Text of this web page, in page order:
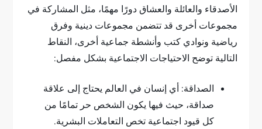
الأصدقاء والعائلة والعشاق دورًا مهمًا، مثل المشاركة في
مجموعات أخرى قد تتضمن مجموعات دينية وفرق
رياضية ونوادي كتب وأنشطة جماعية أخرى، النقاط
التالية توضح الاحتياجات الاجتماعية بشكل مفصل:
الصداقة: أي إنسان في العالم يحتاج إلى علاقة
صداقة، حيث فيها يكون الشخص حر تمامًا من
كل قيود اجتماعية تخص التعاملات البشرية.